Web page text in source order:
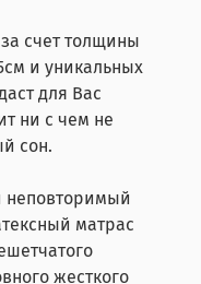
счет толщины
и уникальных
для Вас
ни с чем не
сон.
неповторимый
матрас
жесткого